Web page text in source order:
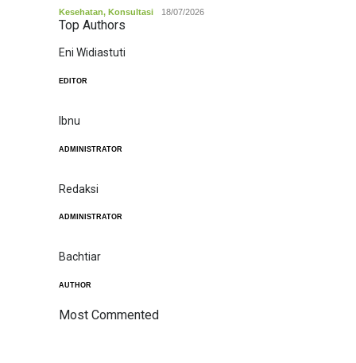
Kesehatan, Konsultasi 18/07/2026
Top Authors
Eni Widiastuti
EDITOR
Ibnu
ADMINISTRATOR
Redaksi
ADMINISTRATOR
Bachtiar
AUTHOR
Most Commented